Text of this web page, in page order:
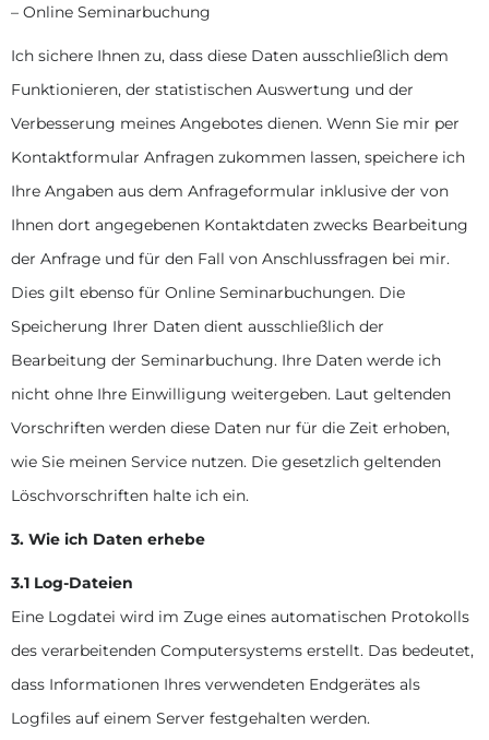
– Online Seminarbuchung
Ich sichere Ihnen zu, dass diese Daten ausschließlich dem
Funktionieren, der statistischen Auswertung und der
Verbesserung meines Angebotes dienen. Wenn Sie mir per
Kontaktformular Anfragen zukommen lassen, speichere ich
Ihre Angaben aus dem Anfrageformular inklusive der von
Ihnen dort angegebenen Kontaktdaten zwecks Bearbeitung
der Anfrage und für den Fall von Anschlussfragen bei mir.
Dies gilt ebenso für Online Seminarbuchungen. Die
Speicherung Ihrer Daten dient ausschließlich der
Bearbeitung der Seminarbuchung. Ihre Daten werde ich
nicht ohne Ihre Einwilligung weitergeben. Laut geltenden
Vorschriften werden diese Daten nur für die Zeit erhoben,
wie Sie meinen Service nutzen. Die gesetzlich geltenden
Löschvorschriften halte ich ein.
3. Wie ich Daten erhebe
3.1 Log-Dateien
Eine Logdatei wird im Zuge eines automatischen Protokolls
des verarbeitenden Computersystems erstellt. Das bedeutet,
dass Informationen Ihres verwendeten Endgerätes als
Logfiles auf einem Server festgehalten werden.